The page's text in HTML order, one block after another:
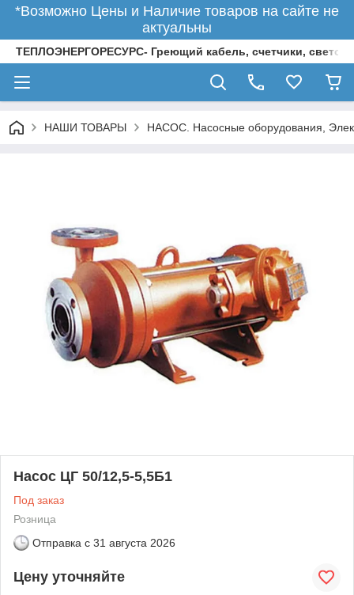
*Возможно Цены и Наличие товаров на сайте не
актуальны
ТЕПЛОЭНЕРГОРЕСУРС- Греющий кабель, счетчики,
НАШИ ТОВАРЫ НАСОС. Насосные оборудования,
Насос ЦГ 50/12,5-5,5Б1
Под заказ
Розница
Отправка с 31 августа 2026
Цену уточняйте